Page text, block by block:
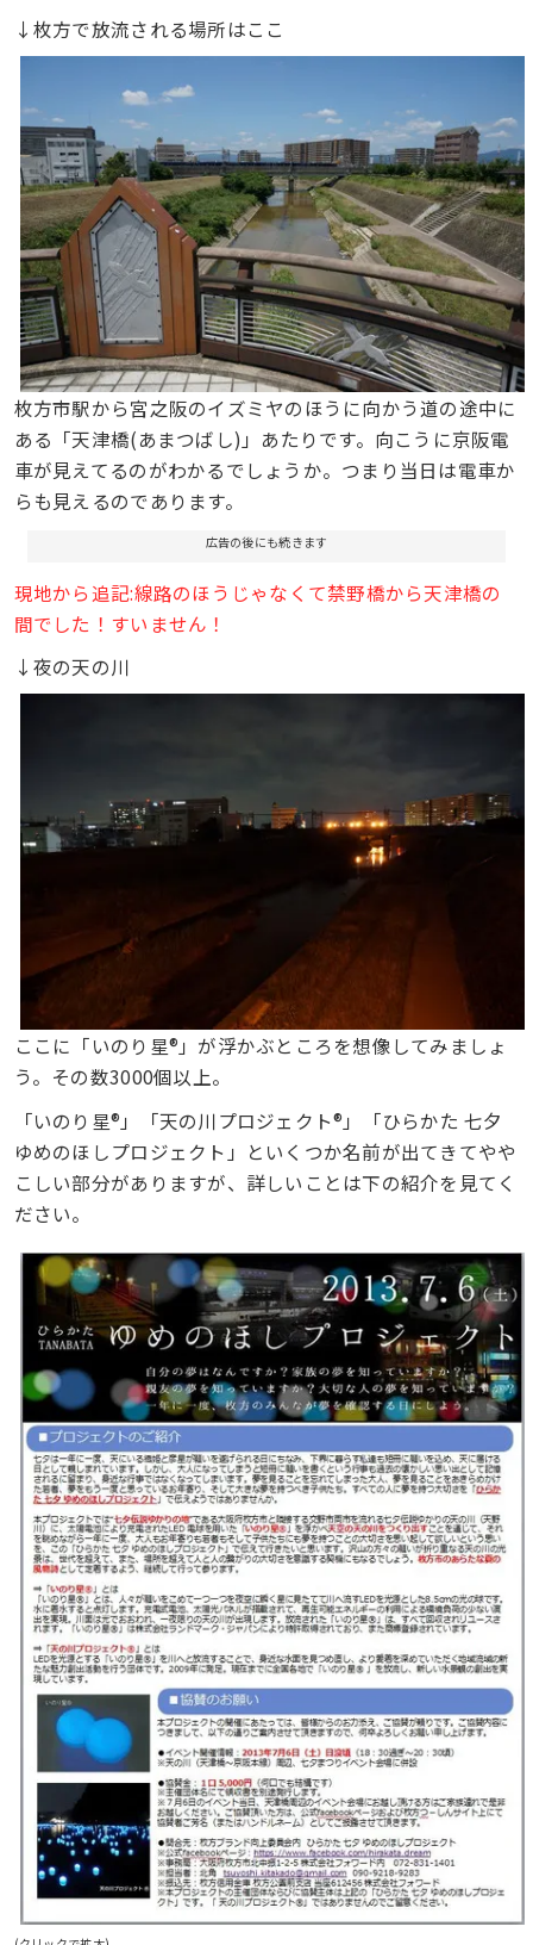
↓枚方で放流される場所はここ
枚方市駅から宮之阪のイズミヤのほうに向かう道の途中に
ある「天津橋(あまつばし)」あたりです。向こうに京阪電
車が見えてるのがわかるでしょうか。つまり当日は電車か
らも見えるのであります。
広告の後にも続きます
現地から追記:線路のほうじゃなくて禁野橋から天津橋の
間でした！すいません！
↓夜の天の川
ここに「いのり星®」が浮かぶところを想像してみましょ
う。その数3000個以上。
「いのり星®」「天の川プロジェクト®」「ひらかた 七夕
ゆめのほしプロジェクト」といくつか名前が出てきてやや
こしい部分がありますが、詳しいことは下の紹介を見てく
ださい。